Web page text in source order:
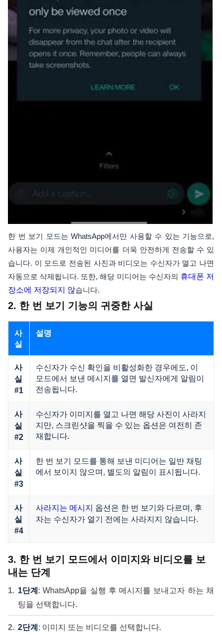
한 번 보기 모드는 WhatsApp에서만 사용할 수 있는 기능으로,
사용자는 이제 개인적인 미디어를 더욱 안전하게 전송할 수 있
습니다. 이 모드로 전송된 사진과 비디오는 수신자가 열고 나면
자동으로 삭제됩니다. 또한, 해당 미디어는 수신자의 휴대폰 저
장소에 저장되지 않습니다.
2. 한 번 보기 기능의 귀중한 사실
사
실
설명
사
실
#1
수신자가 수신 확인을 비활성화한 경우에도, 이
모드에서 보낸 메시지를 열면 발신자에게 알림이
전송됩니다.
사
실
#2
수신자가 이미지를 열고 나면 해당 사진이 사라지
지만, 스크린샷을 찍을 수 있는 옵션은 여전히 존
재합니다.
사
실
#3
한 번 보기 모드를 통해 보낸 미디어는 일반 채팅
에서 보이지 않으며, 별도의 알림이 표시됩니다.
사
실
#4
사라지는 메시지
옵션은 한 번 보기와 다르며, 후
자는 수신자가 열기 전에는 사라지지 않습니다.
3. 한 번 보기 모드에서 이미지와 비디오를 보
내는 단계
1단계 : WhatsApp을 실행 후 메시지를 보내고자 하는 채
팅을 선택합니다.
2단계 : 이미지 또는 비디오를 선택합니다.